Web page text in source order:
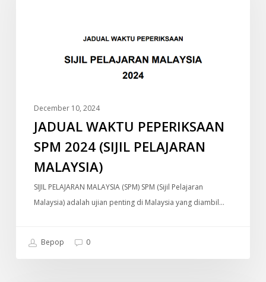
December 10, 2024
JADUAL WAKTU PEPERIKSAAN
SPM 2024 (SIJIL PELAJARAN
MALAYSIA)
SIJIL PELAJARAN MALAYSIA (SPM) SPM (Sijil Pelajaran
Malaysia) adalah ujian penting di Malaysia yang diambil…
Bepop 0